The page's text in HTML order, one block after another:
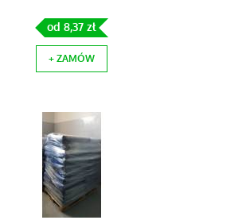
od 8,37 zł
+ ZAMÓW